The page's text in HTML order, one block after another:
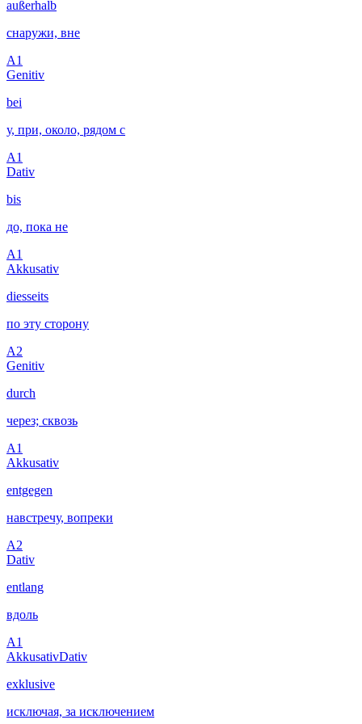
außerhalb
снаружи, вне
A1
Genitiv
bei
у, при, около, рядом с
A1
Dativ
bis
до, пока не
A1
Akkusativ
diesseits
по эту сторону
A2
Genitiv
durch
через; сквозь
A1
Akkusativ
entgegen
навстречу, вопреки
A2
Dativ
entlang
вдоль
A1
AkkusativDativ
exklusive
исключая, за исключением